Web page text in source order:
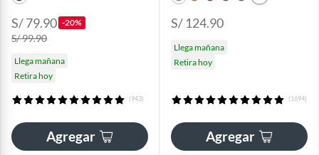
S/ 79.90 -20%
S/ 99.90
Llega mañana
Retira hoy
(943)
Agregar
S/ 124.90
Llega mañana
Retira hoy
(1694)
Agregar